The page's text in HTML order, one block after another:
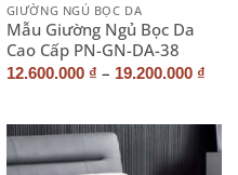
GIƯỜNG NGỦ BỌC DA
Mẫu Giường Ngủ Bọc Da
Cao Cấp PN-GN-DA-38
12.600.000 ₫ – 19.200.000 ₫